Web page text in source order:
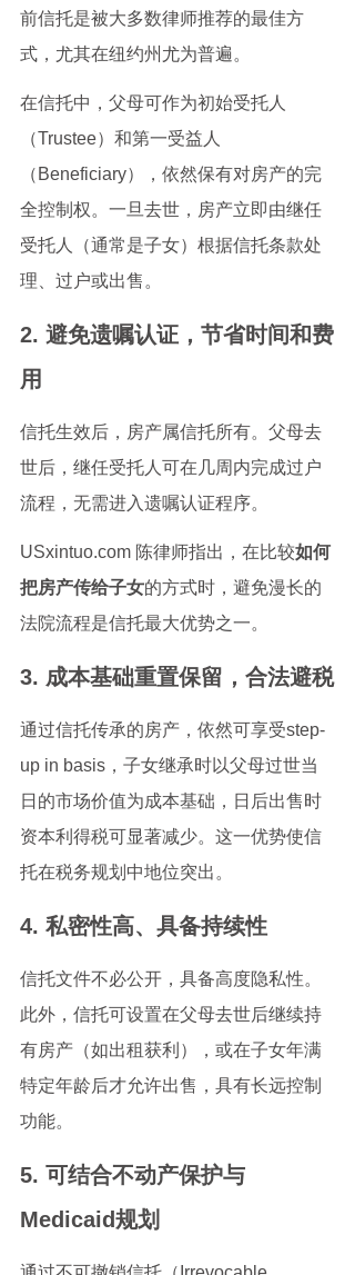
前信托是被大多数律师推荐的最佳方
式，尤其在纽约州尤为普遍。
在信托中，父母可作为初始受托人
（Trustee）和第一受益人
（Beneficiary），依然保有对房产的完
全控制权。一旦去世，房产立即由继任
受托人（通常是子女）根据信托条款处
理、过户或出售。
2. 避免遗嘱认证，节省时间和费
用
信托生效后，房产属信托所有。父母去
世后，继任受托人可在几周内完成过户
流程，无需进入遗嘱认证程序。
USxintuo.com 陈律师指出，在比较如何
把房产传给子女的方式时，避免漫长的
法院流程是信托最大优势之一。
3. 成本基础重置保留，合法避税
通过信托传承的房产，依然可享受step-
up in basis，子女继承时以父母过世当
日的市场价值为成本基础，日后出售时
资本利得税可显著减少。这一优势使信
托在税务规划中地位突出。
4. 私密性高、具备持续性
信托文件不必公开，具备高度隐私性。
此外，信托可设置在父母去世后继续持
有房产（如出租获利），或在子女年满
特定年龄后才允许出售，具有长远控制
功能。
5. 可结合不动产保护与
Medicaid规划